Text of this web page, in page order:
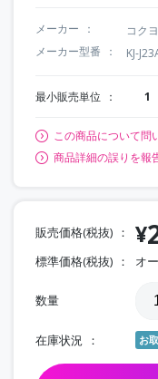
メーカー コクヨ
メーカー型番
KJ-
最小販売単位 1
この商品について問
商品詳細の誤りを報
販売価格(税抜) ¥
標準価格(税抜) オ
数量
在庫状況 お